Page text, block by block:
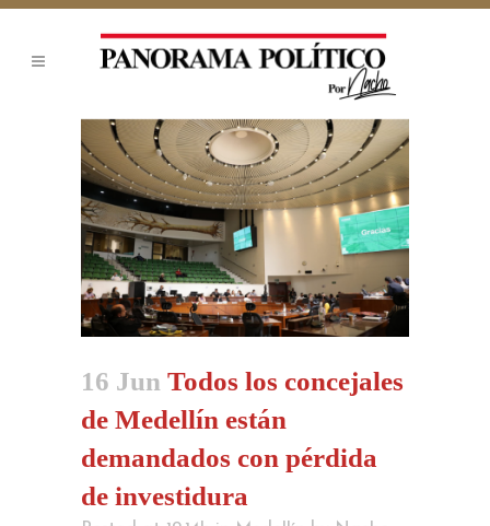
16 Jun Todos los concejales
de Medellín están
demandados con pérdida
de investidura